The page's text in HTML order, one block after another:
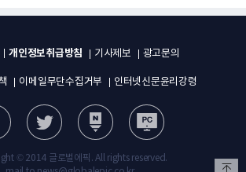
개인정보취급방침 기사제보 광고문의
이메일무단수집거부 인터넷신문윤리강령
© 2014 글로벌에픽. All rights reserved.